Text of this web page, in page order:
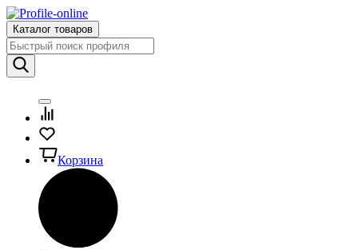
Каталог товаров
Корзина